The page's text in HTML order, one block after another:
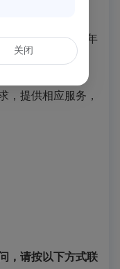
层
77800元），次年
，提供相应服务，
，请按以下方式联
关闭